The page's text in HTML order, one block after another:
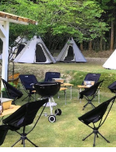
崎海岸（サーフ